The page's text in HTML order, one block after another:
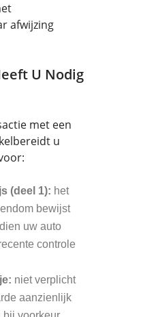
afwijzing
U Nodig
met een
u
(deel 1): het
bewijst
uw auto
controle
niet verplicht
aanzienlijk